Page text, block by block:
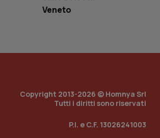
Veneto
Copyright 2013-2026 © Homnya Srl
Tutti i diritti sono riservati
P.I. e C.F. 13026241003